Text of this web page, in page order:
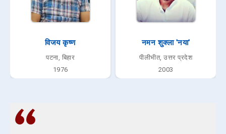
विजय कृष्ण
पटना, बिहार
1976
नमन शुक्ला 'नया'
पीलीभीत, उत्तर प्रदेश
2003